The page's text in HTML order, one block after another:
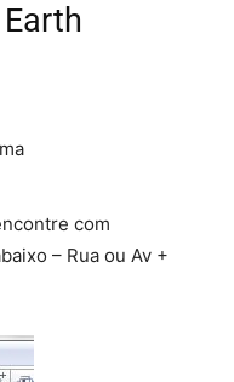
com
– Rua ou Av +